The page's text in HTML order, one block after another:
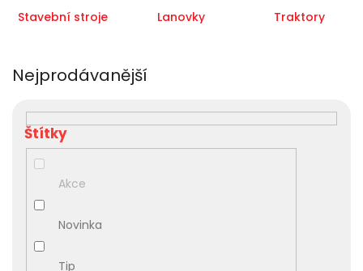
Stavební stroje Lanovky Traktory
Nejprodávanější
Akce
Novinka
Tip